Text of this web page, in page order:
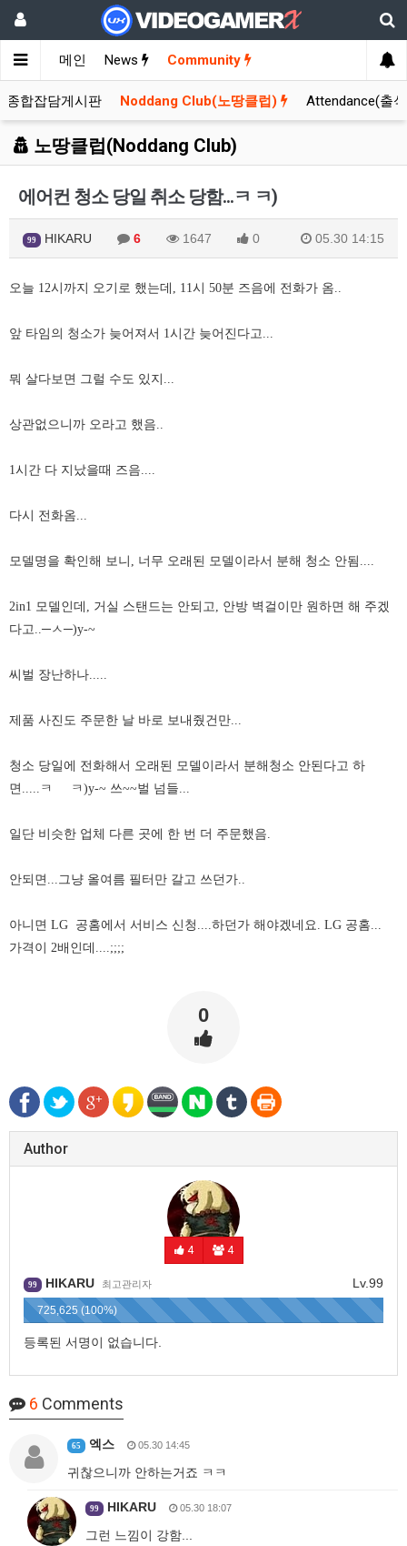
메인 News Community
종합잡담게시판 Noddang Club(노땅클럽) Attendance(출
노땅클럽(Noddang Club)
에어컨 청소 당일 취소 당함...ㅋ ㅋ)
99 HIKARU 6 1647 0 05.30 14:15
오늘 12시까지 오기로 했는데, 11시 50분 즈음에 전화가 옴..
앞 타임의 청소가 늦어져서 1시간 늦어진다고...
뭐 살다보면 그럴 수도 있지...
상관없으니까 오라고 했음..
1시간 다 지났을때 즈음....
다시 전화옴...
모델명을 확인해 보니, 너무 오래된 모델이라서 분해 청소 안됨....
2in1 모델인데, 거실 스탠드는 안되고, 안방 벽걸이만 원하면 해 주겠
다고..─ㅅ─)y-~
씨벌 장난하나.....
제품 사진도 주문한 날 바로 보내줬건만...
청소 당일에 전화해서 오래된 모델이라서 분해청소 안된다고 하
면.....ㅋ ㅋ)y-~ 쓰~~벌 넘들...
일단 비슷한 업체 다른 곳에 한 번 더 주문했음.
안되면...그냥 올여름 필터만 갈고 쓰던가..
아니면 LG 공홈에서 서비스 신청....하던가 해야겠네요. LG 공홈...
가격이 2배인데....;;;;
0
Author
4 4
Lv.99
99 HIKARU 최고관리자
725,625 (100%)
등록된 서명이 없습니다.
6 Comments
65 엑스 05.30 14:45
귀찮으니까 안하는거죠 ㅋㅋ
99 HIKARU 05.30 18:07
그런 느낌이 강함...